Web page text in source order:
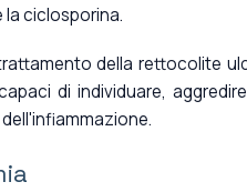
ciclosporina.
della rettocolite
di individuare,